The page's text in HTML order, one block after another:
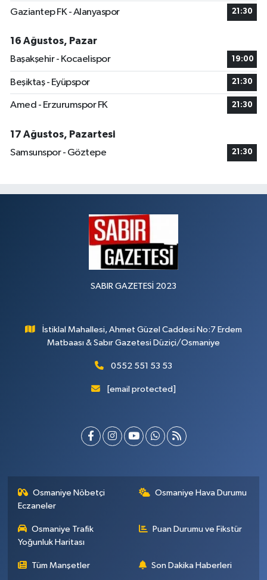
Gaziantep FK - Alanyaspor 21:30
16 Ağustos, Pazar
Başakşehir - Kocaelispor
19:00
Beşiktaş - Eyüpspor 21:30
Amed - Erzurumspor FK 21:30
17 Ağustos, Pazartesi
Samsunspor - Göztepe
21:30
SABIR GAZETESİ 2023
İstiklal Mahallesi, Ahmet Güzel Caddesi No:7 Erdem
Matbaası & Sabır Gazetesi Düziçi/Osmaniye
0552 551 53 53
[email protected]
Osmaniye Nöbetçi
Eczaneler
Osmaniye Hava Durumu
Osmaniye Trafik
Yoğunluk Haritası
Puan Durumu ve Fikstür
Tüm Manşetler Son Dakika Haberleri